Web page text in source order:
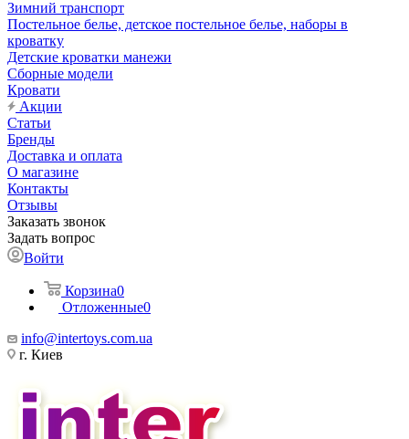
Зимний транспорт
Постельное белье, детское постельное белье, наборы в
кроватку
Детские кроватки манежи
Сборные модели
Кровати
Акции
Статьи
Бренды
Доставка и оплата
О магазине
Контакты
Отзывы
Заказать звонок
Задать вопрос
Войти
Корзина0
Отложенные0
info@intertoys.com.ua
г. Киев